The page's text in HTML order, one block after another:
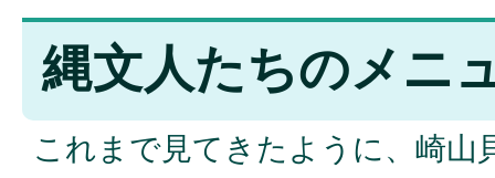
縄文人たちのメニ
これまで見てきたように、崎山